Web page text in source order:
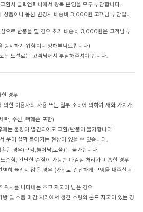
환시 클릭앤퍼니에서 왕복 운임을 모두 부담합니다.
상품이나 옵션 변경시 배송비 3,000원 고객님 부담입니
으로 반품을 할 경우 초기 배송비 3,000원은 고객님 부
방지하기 위함이니 양해부탁드립니다)
도선료는 고객님께서 부담해주셔야 합니다.
경우
한 이용자의 사용 또는 일부 소비에 의하여 재화 가치가
탁, 수선, 택훼손 포함)
는 불량이 발견되어도 교환/반품이 불가합니다.
옷이 살짝 돌아가는 현상이 있을 수 있습니다.
된 경우(구김,늘어남,보풀)는 불가합니다.
슨함, 간단한 손질이 가능한 마감실 처리가 미흡한 경우
히 뚫리지 않은 경우 (가위로 간단하게 구멍을 내주신 뒤
위치를 나타내는 초크 자국이 남은 경우
및 소품 마감 처리에서 생긴 소량의 본드 자국이 있는 경